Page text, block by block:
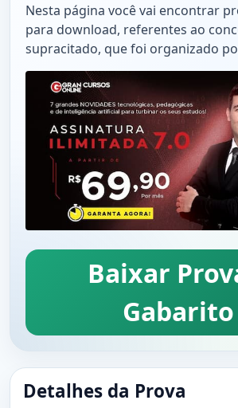
Nesta página você vai encontrar
para download, referentes ao
supracitado, que foi organizado por
Baixar
Gabarito
Detalhes da Prova